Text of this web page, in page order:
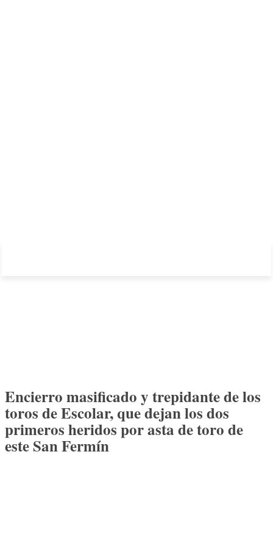
Encierro masificado y trepidante de los
toros de Escolar, que dejan los dos
primeros heridos por asta de toro de
este San Fermín